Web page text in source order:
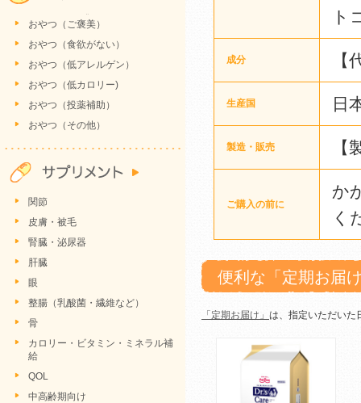
ト
成分
生産国 日
製造・販売
ご購入の前に
か
く
便利な「定期お届
「定期お届け」 は、指定いただいた
おやつ（ご褒美）
おやつ（食欲がない）
おやつ（低アレルゲン）
おやつ（低カロリー)
おやつ（投薬補助）
おやつ（その他）
関節
皮膚・被毛
腎臓・泌尿器
肝臓
眼
整腸（乳酸菌・繊維など）
骨
カロリー・ビタミン・ミネラル補
給
QOL
中高齢期向け